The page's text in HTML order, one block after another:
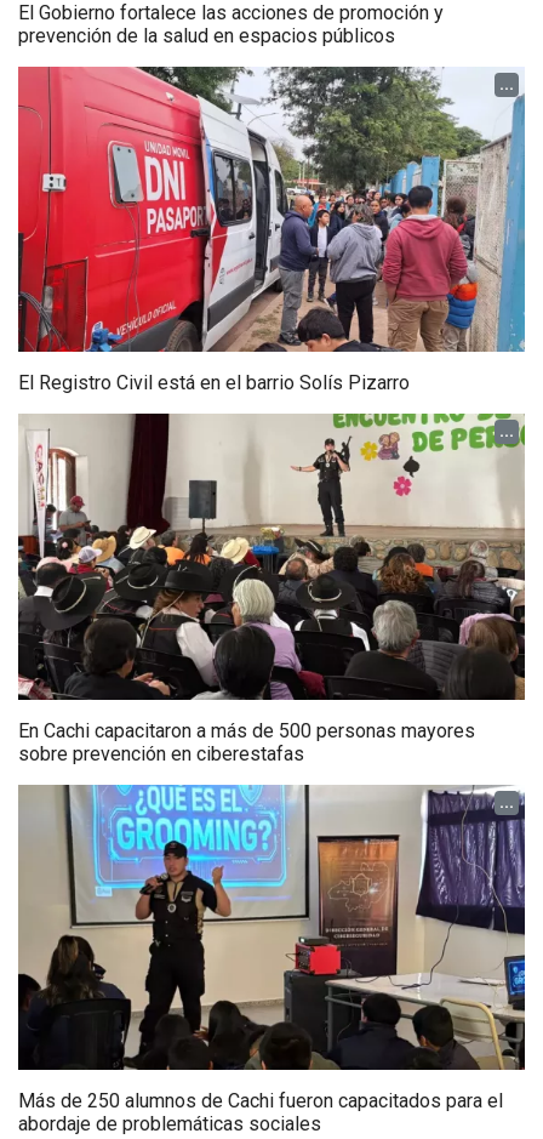
El Gobierno fortalece las acciones de promoción y
prevención de la salud en espacios públicos
...
El Registro Civil está en el barrio Solís Pizarro
...
En Cachi capacitaron a más de 500 personas mayores
sobre prevención en ciberestafas
...
Más de 250 alumnos de Cachi fueron capacitados para el
abordaje de problemáticas sociales